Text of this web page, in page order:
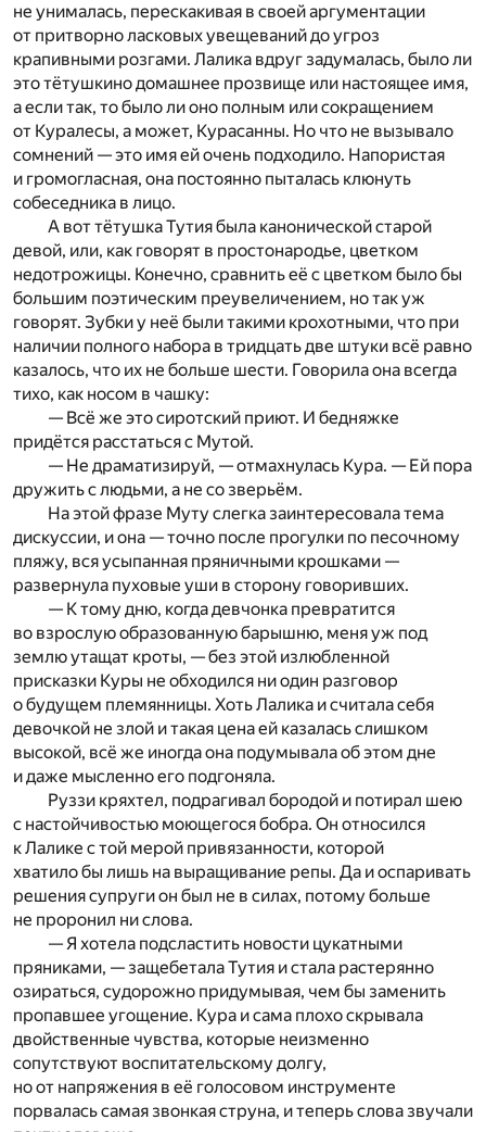
не унималась, перескакивая в своей аргументации
от притворно ласковых увещеваний до угроз
крапивными розгами. Лалика вдруг задумалась, было ли
это тётушкино домашнее прозвище или настоящее имя,
а если так, то было ли оно полным или сокращением
от Куралесы, а может, Курасанны. Но что не вызывало
сомнений — это имя ей очень подходило. Напористая
и громогласная, она постоянно пыталась клюнуть
собеседника в лицо.
А вот тётушка Тутия была канонической старой
девой, или, как говорят в простонародье, цветком
недотрожицы. Конечно, сравнить её с цветком было бы
большим поэтическим преувеличением, но так уж
говорят. Зубки у неё были такими крохотными, что при
наличии полного набора в тридцать две штуки всё равно
казалось, что их не больше шести. Говорила она всегда
тихо, как носом в чашку:
— Всё же это сиротский приют. И бедняжке
придётся расстаться с Мутой.
— Не драматизируй, — отмахнулась Кура. — Ей пора
дружить с людьми, а не со зверьём.
На этой фразе Муту слегка заинтересовала тема
дискуссии, и она — точно после прогулки по песочному
пляжу, вся усыпанная пряничными крошками —
развернула пуховые уши в сторону говоривших.
— К тому дню, когда девчонка превратится
во взрослую образованную барышню, меня уж под
землю утащат кроты, — без этой излюбленной
присказки Куры не обходился ни один разговор
о будущем племянницы. Хоть Лалика и считала себя
девочкой не злой и такая цена ей казалась слишком
высокой, всё же иногда она подумывала об этом дне
и даже мысленно его подгоняла.
Руззи кряхтел, подрагивал бородой и потирал шею
с настойчивостью моющегося бобра. Он относился
к Лалике с той мерой привязанности, которой
хватило бы лишь на выращивание репы. Да и оспаривать
решения супруги он был не в силах, потому больше
не проронил ни слова.
— Я хотела подсластить новости цукатными
пряниками, — защебетала Тутия и стала растерянно
озираться, судорожно придумывая, чем бы заменить
пропавшее угощение. Кура и сама плохо скрывала
двойственные чувства, которые неизменно
сопутствуют воспитательскому долгу,
но от напряжения в её голосовом инструменте
порвалась самая звонкая струна, и теперь слова звучали